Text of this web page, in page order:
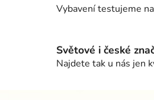
a
p
r
v
Vybavení testujeme
Světové i české
Najdete tak u nás jen